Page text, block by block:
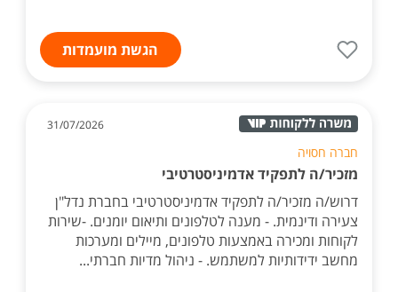
הגשת מועמדות
31/07/2026
חברה חסויה
מזכיר/ה לתפקיד אדמיניסטרטיבי
דרוש/ה מזכיר/ה לתפקיד אדמיניסטרטיבי בחברת נדל"ן
צעירה ודינמית. - מענה לטלפונים ותיאום יומנים. -שירות
לקוחות ומכירה באמצעות טלפונים, מיילים ומערכות
מחשב ידידותיות למשתמש. - ניהול מדיות חברתי...